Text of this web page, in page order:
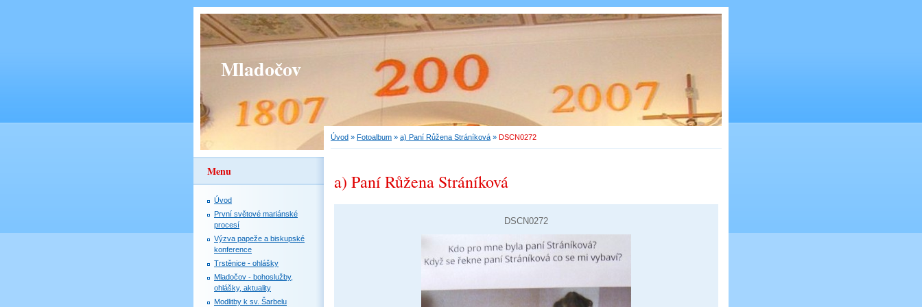
Mladočov
Úvod » Fotoalbum » a) Paní Růžena Stráníková » DSCN0272
a) Paní Růžena Stráníková
DSCN0272
Menu
Úvod
První světové mariánské
procesí
Výzva papeže a biskupské
konference
Trstěnice - ohlášky
Mladočov - bohoslužby,
ohlášky, aktuality
Modlitby k sv. Šarbelu